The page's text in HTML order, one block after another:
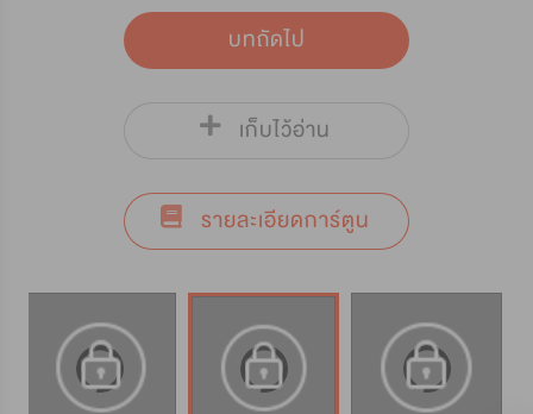
บทถัดไป
เก็บไว้อ่าน
รายละเอียดการ์ตูน